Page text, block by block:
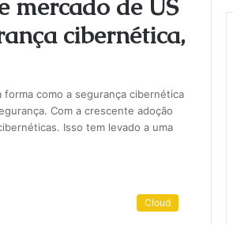
mercado de US
cibernética,
como a segurança cibernética
Com a crescente adoção
Isso tem levado a uma
Cloud